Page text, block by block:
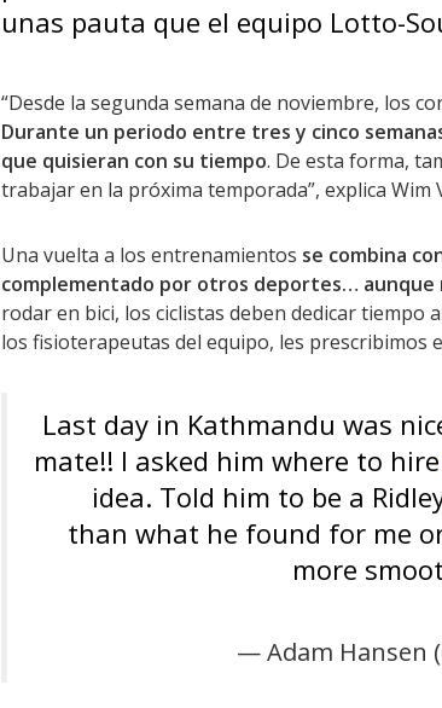
unas pauta que el equipo Lotto-
“Desde la segunda semana de noviembre, los
Durante un periodo entre tres y cinco
que quisieran con su tiempo. De esta forma,
trabajar en la próxima temporada”, explica
Una vuelta a los entrenamientos se combina
complementado por otros deportes… aunque
rodar en bici, los ciclistas deben dedicar tiempo
los fisioterapeutas del equipo, les prescribimos
Last day in Kathmandu was
mate!! I asked him where to hire
idea. Told him to be a
than what he found for me
more
— Adam Hansen